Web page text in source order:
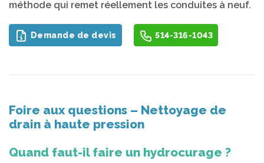
méthode qui remet réellement les conduites à neuf.
Demande de devis 514-316-1043
Foire aux questions – Nettoyage de
drain à haute pression
Quand faut-il faire un hydrocurage ?